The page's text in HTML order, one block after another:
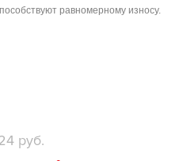
равномерному износу.
руб.